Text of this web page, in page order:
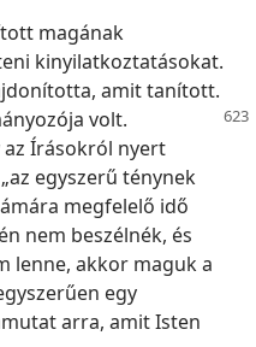
magának
kinyilatkoztatásokat.
amit tanított.
volt.
az Írásokról nyert
egyszerű ténynek
megfelelő idő
nem beszélnék, és
lenne, akkor maguk a
egy
arra, amit Isten